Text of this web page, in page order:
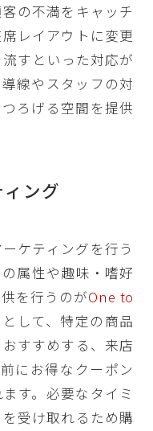
の不満をキャッチ
レイアウトに変更
すといった対応が
線やスタッフの対
ろげる空間を提供
ング
ケティングを行う
属性や趣味・嗜好
を行うのがOne to
して、特定の商品
すすめする、来店
にお得なクーポン
す。必要なタイミ
受け取れるため購